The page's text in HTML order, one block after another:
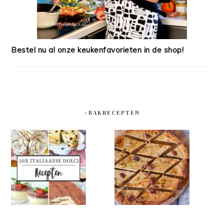
Bestel nu al onze keukenfavorieten in de shop!
#BAKRECEPTEN